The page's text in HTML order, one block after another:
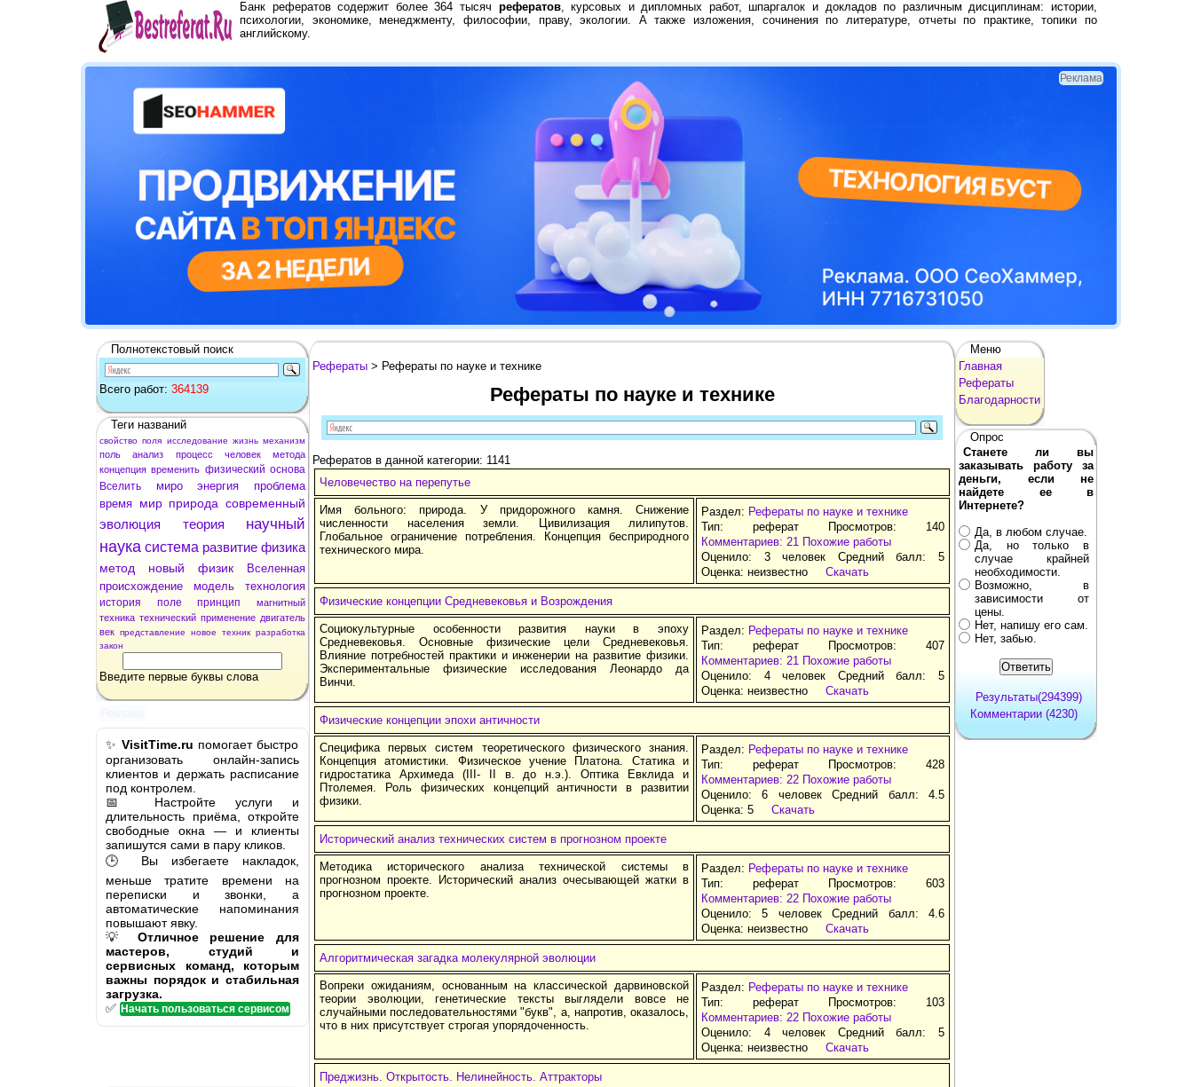
Банк рефератов содержит более 364 тысяч рефератов, курсовых и дипломных работ, шпаргалок и докладов по различным дисциплинам: истории,
психологии, экономике, менеджменту, философии, праву, экологии. А также изложения, сочинения по литературе, отчеты по практике, топики по
английскому.
Реклама
Полнотекстовый поиск
Всего работ: 364139
Теги названий
свойство поля исследование жизнь механизм
поль анализ процесс человек
метода
концепция временить физический основа
Вселить
миро энергия
проблема
время мир природа современный
эволюция теория научный
наука система развитие физика
метод новый физик
Вселенная
происхождение
модель технология
история поле принцип
магнитный
техника технический применение двигатель
век представление новое техник разработка
закон
Введите первые буквы слова
✨ VisitTime.ru помогает быстро
организовать онлайн-запись
клиентов и держать расписание
под контролем.
📅 Настройте услуги и
длительность приёма, откройте
свободные окна — и клиенты
запишутся сами в пару кликов.
🕒 Вы избегаете накладок,
меньше тратите времени на
переписки и звонки, а
автоматические напоминания
повышают явку.
💡 Отличное решение для
мастеров, студий и
сервисных команд, которым
важны порядок и стабильная
загрузка.
✅ Начать пользоваться сервисом
Рефераты > Рефераты по науке и технике
Рефераты по науке и технике
Рефератов в данной категории: 1141
Человечество на перепутье
Имя больного: природа. У придорожного камня. Снижение
численности населения земли. Цивилизация лилипутов.
Глобальное ограничение потребления. Концепция бесприродного
технического мира.
Раздел: Рефераты по науке и технике
Тип: реферат Просмотров: 140
Комментариев: 21 Похожие работы
Оценило: 3 человек Средний балл: 5
Оценка: неизвестно Скачать
Физические концепции Cредневековья и Возрождения
Социокультурные особенности развития науки в эпоху
Средневековья. Основные физические цели Средневековья.
Влияние потребностей практики и инженерии на развитие физики.
Экспериментальные физические исследования Леонардо да
Винчи.
Раздел: Рефераты по науке и технике
Тип: реферат Просмотров: 407
Комментариев: 21 Похожие работы
Оценило: 4 человек Средний балл: 5
Оценка: неизвестно Скачать
Физические концепции эпохи античности
Специфика первых систем теоретического физического знания.
Концепция атомистики. Физическое учение Платона. Статика и
гидростатика Архимеда (III- II в. до н.э.). Оптика Евклида и
Птолемея. Роль физических концепций античности в развитии
физики.
Раздел: Рефераты по науке и технике
Тип: реферат Просмотров: 428
Комментариев: 22 Похожие работы
Оценило: 6 человек Средний балл: 4.5
Оценка: 5 Скачать
Исторический анализ технических систем в прогнозном проекте
Методика исторического анализа технической системы в
прогнозном проекте. Исторический анализ очесывающей жатки в
прогнозном проекте.
Раздел: Рефераты по науке и технике
Тип: реферат Просмотров: 603
Комментариев: 22 Похожие работы
Оценило: 5 человек Средний балл: 4.6
Оценка: неизвестно Скачать
Алгоритмическая загадка молекулярной эволюции
Вопреки ожиданиям, основанным на классической дарвиновской
теории эволюции, генетические тексты выглядели вовсе не
случайными последовательностями "букв", а, напротив, оказалось,
что в них присутствует строгая упорядоченность.
Раздел: Рефераты по науке и технике
Тип: реферат Просмотров: 103
Комментариев: 22 Похожие работы
Оценило: 4 человек Средний балл: 5
Оценка: неизвестно Скачать
Преджизнь. Открытость. Нелинейность. Аттракторы
Меню
Главная
Рефераты
Благодарности
Опрос
Станете ли вы
заказывать работу за
деньги, если не
найдете ее в
Интернете?
Да, в любом случае.
Да, но только в
случае крайней
необходимости.
Возможно, в
зависимости от
цены.
Нет, напишу его сам.
Нет, забью.
Результаты(294399)
Комментарии (4230)